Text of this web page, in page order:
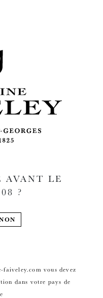
AVANT LE
?
vous devez
dans votre pays de